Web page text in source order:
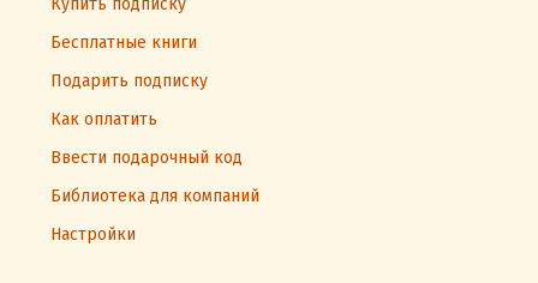
Купить подписку
Бесплатные книги
Подарить подписку
Как оплатить
Ввести подарочный код
Библиотека для компаний
Настройки